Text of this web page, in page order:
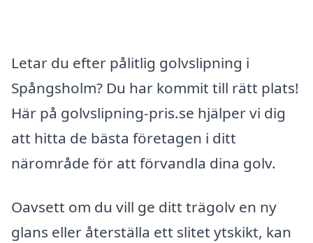
Letar du efter pålitlig golvslipning i
Spångsholm? Du har kommit till rätt plats!
Här på golvslipning-pris.se hjälper vi dig
att hitta de bästa företagen i ditt
närområde för att förvandla dina golv.
Oavsett om du vill ge ditt trägolv en ny
glans eller återställa ett slitet ytskikt, kan